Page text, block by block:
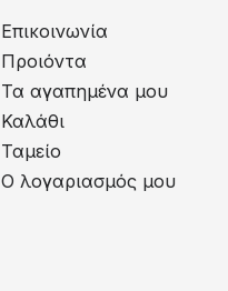
Επικοινωνία
Προιόντα
Τα αγαπημένα μου
Καλάθι
Ταμείο
Ο λογαριασμός μου